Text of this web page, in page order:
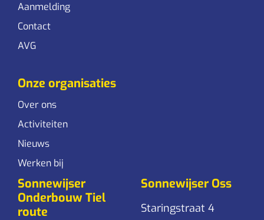
Aanmelding
Contact
AVG
Onze organisaties
Over ons
Activiteiten
Nieuws
Werken bij
Sonnewijser
Onderbouw Tiel
route
Sonnewijser Oss
Staringstraat 4